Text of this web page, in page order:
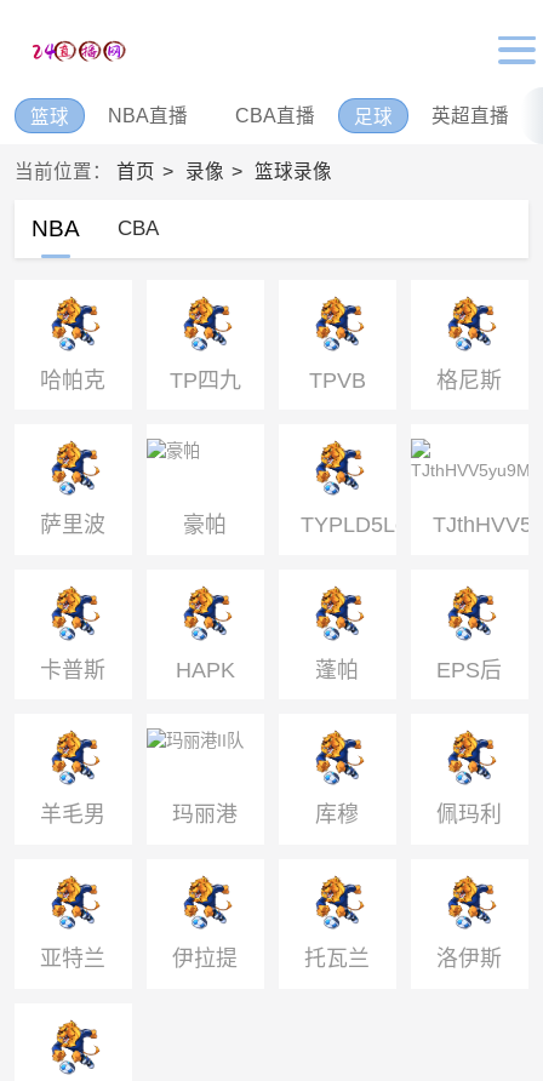
篮球 NBA直播 CBA直播 足球 英超直播
当前位置： 首页 录像 篮球录像
NBA CBA
哈帕克 TP四九 TPVB
队
格尼斯
萨里波
特库
豪帕
卡普斯 HAPK 蓬帕 EPS后
备队
羊毛男
孩
玛丽港
II队
库穆
STPS
佩玛利
联
亚特兰
提斯B
伊拉提 托瓦兰 洛伊斯